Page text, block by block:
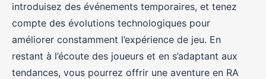
introduisez des événements temporaires, et tenez
compte des évolutions technologiques pour
améliorer constamment l’expérience de jeu. En
restant à l’écoute des joueurs et en s’adaptant aux
tendances, vous pourrez offrir une aventure en RA